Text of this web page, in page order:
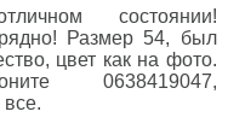
состоянии!
Размер 54, был
цвет как на фото.
0638419047,